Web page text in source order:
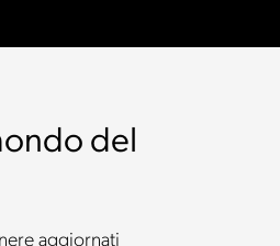
del
aggiornati